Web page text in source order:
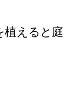
植えると庭